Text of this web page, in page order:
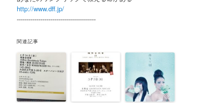
http://www.dff.jp/
----------------------------------------
関連記事